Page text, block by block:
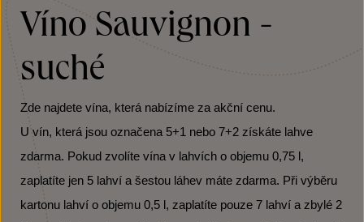
Víno Sauvignon -
suché
Zde najdete vína, která nabízíme za akční cenu.
U vín, která jsou označena 5+1 nebo 7+2 získáte lahve
zdarma. Pokud zvolíte vína v lahvích o objemu 0,75 l,
zaplatíte jen 5 lahví a šestou láhev máte zdarma. Při výběru
kartonu lahví o objemu 0,5 l, zaplatíte pouze 7 lahví a zbylé 2